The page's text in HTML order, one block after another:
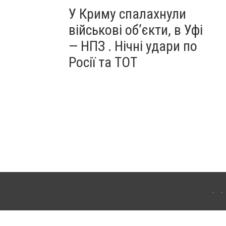
У Криму спалахнули
військові об’єкти, в Уфі
— НПЗ . Нічні удари по
Росії та ТОТ